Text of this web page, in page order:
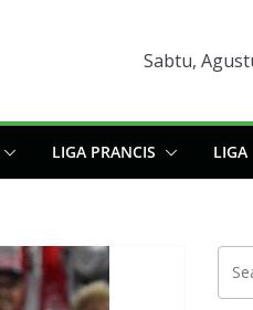
Sabtu,
LIGA PRANCIS LIGA